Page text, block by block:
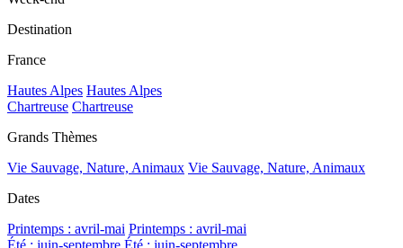
Destination
France
Hautes Alpes Hautes Alpes
Chartreuse Chartreuse
Grands Thèmes
Vie Sauvage, Nature, Animaux Vie Sauvage, Nature, Animaux
Dates
Printemps : avril-mai Printemps : avril-mai